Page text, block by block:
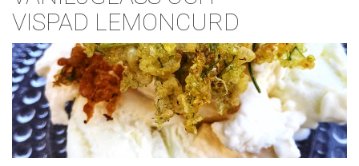
VISPAD LEMONCURD